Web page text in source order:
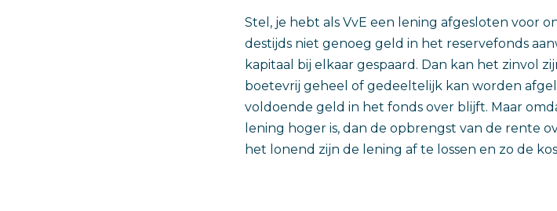
Stel, je hebt als VvE een lening afgesloten voor
destijds niet genoeg geld in het reservefonds
kapitaal bij elkaar gespaard. Dan kan het zinvol
boetevrij geheel of gedeeltelijk kan worden
voldoende geld in het fonds over blijft. Maar
lening hoger is, dan de opbrengst van de rente
het lonend zijn de lening af te lossen en zo de